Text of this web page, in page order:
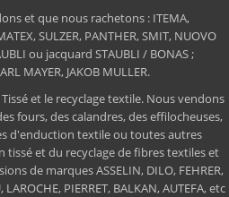
et que nous rachetons : ITEMA,
SULZER, PANTHER, SMIT, NUOVO
ou jacquard STAUBLI / BONAS ;
MAYER, JAKOB MULLER.
et le recyclage textile. Nous vendons
fours, des calandres, des effilocheuses,
d'enduction textile ou toutes autres
et du recyclage de fibres textiles et
de marques ASSELIN, DILO, FEHRER,
PIERRET, BALKAN, AUTEFA, etc